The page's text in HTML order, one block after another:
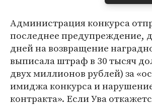
Администрация конкурса
последнее предупреждение,
дней на возвращение
выписала штраф в 30 тысяч
двух миллионов рублей) за
имиджа конкурса и
контракта». Если Ува